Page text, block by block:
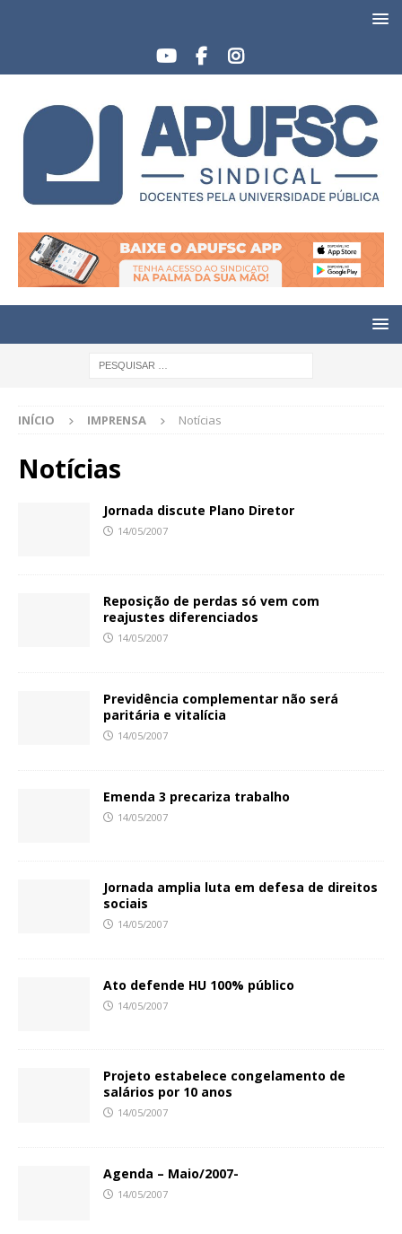
INÍCIO IMPRENSA Notícias
Notícias
Jornada discute Plano Diretor
14/05/2007
Reposição de perdas só vem com
reajustes diferenciados
14/05/2007
Previdência complementar não será
paritária e vitalícia
14/05/2007
Emenda 3 precariza trabalho
14/05/2007
Jornada amplia luta em defesa de direitos
sociais
14/05/2007
Ato defende HU 100% público
14/05/2007
Projeto estabelece congelamento de
salários por 10 anos
14/05/2007
Agenda – Maio/2007-
14/05/2007